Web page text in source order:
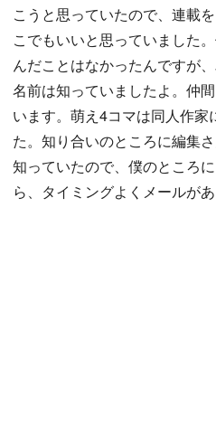
こうと思っていたので、連載
こでもいいと思っていました
んだことはなかったんですが
名前は知っていましたよ。仲
います。萌え4コマは同人作家
た。知り合いのところに編集
知っていたので、僕のところ
ら、タイミングよくメールがあ